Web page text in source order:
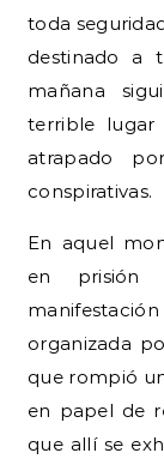
toda
destinado a
mañana
terrible lugar
atrapado
conspirativas.
En aquel
en prisión
organizada
que rompió
en papel de
que allí se